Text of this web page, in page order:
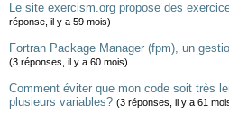
Le site exercism.org propose des
réponse, il y a 59 mois)
Fortran Package Manager (fpm), un
(3 réponses, il y a 60 mois)
Comment éviter que mon code soit très
plusieurs variables? (3 réponses, il y a 61